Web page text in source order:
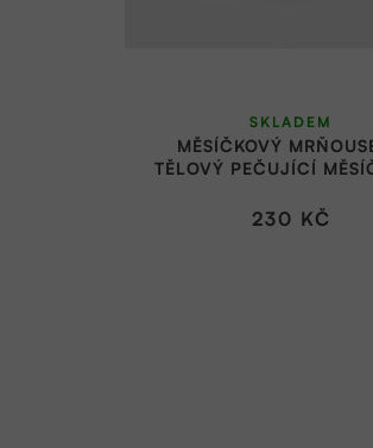
MĚSÍČKOVÝ
TĚLOVÝ PEČUJÍCÍ
SKLADEM
230 KČ